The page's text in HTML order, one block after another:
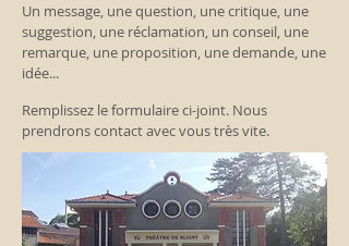
Un message, une question, une critique, une
suggestion, une réclamation, un conseil, une
remarque, une proposition, une demande, une
idée...
Remplissez le formulaire ci-joint. Nous
prendrons contact avec vous très vite.